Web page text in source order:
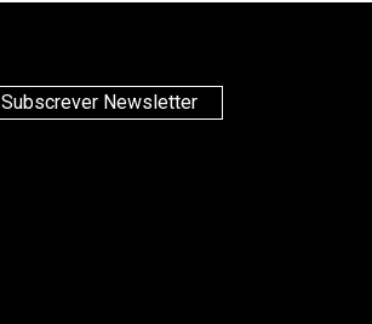
Subscrever Newsletter